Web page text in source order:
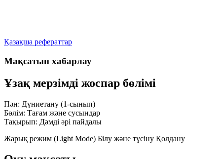
Қазақша рефераттар
Мақсатын хабарлау
Ұзақ мерзімді жоспар бөлімі
Пән: Дүниетану (1-сынып)
Бөлім: Тағам және сусындар
Тақырып: Дәмді әрі пайдалы
Жарық режим (Light Mode) Білу және түсіну Қолдану